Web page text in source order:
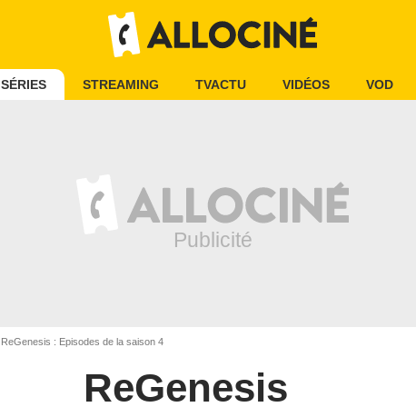
SÉRIES STREAMING TVACTU VIDÉOS VOD
ReGenesis : Episodes de la saison 4
ReGenesis